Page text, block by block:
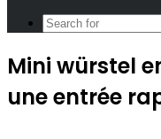
Mini würstel
une entrée